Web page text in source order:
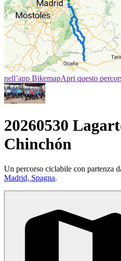
nell’app BikemapApri questo
20260530
Chinchón
Un percorso ciclabile con partenza
Madrid, Spagna.